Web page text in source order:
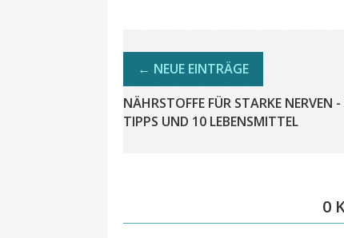
NÄHRSTOFFE FÜR STARKE NERVEN -
TIPPS UND 10 LEBENSMITTEL
0